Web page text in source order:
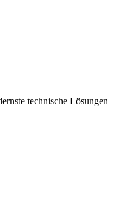
technische Lösungen